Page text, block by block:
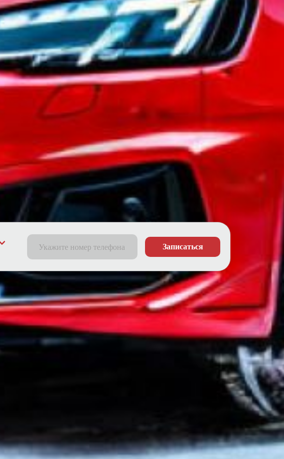
Записаться